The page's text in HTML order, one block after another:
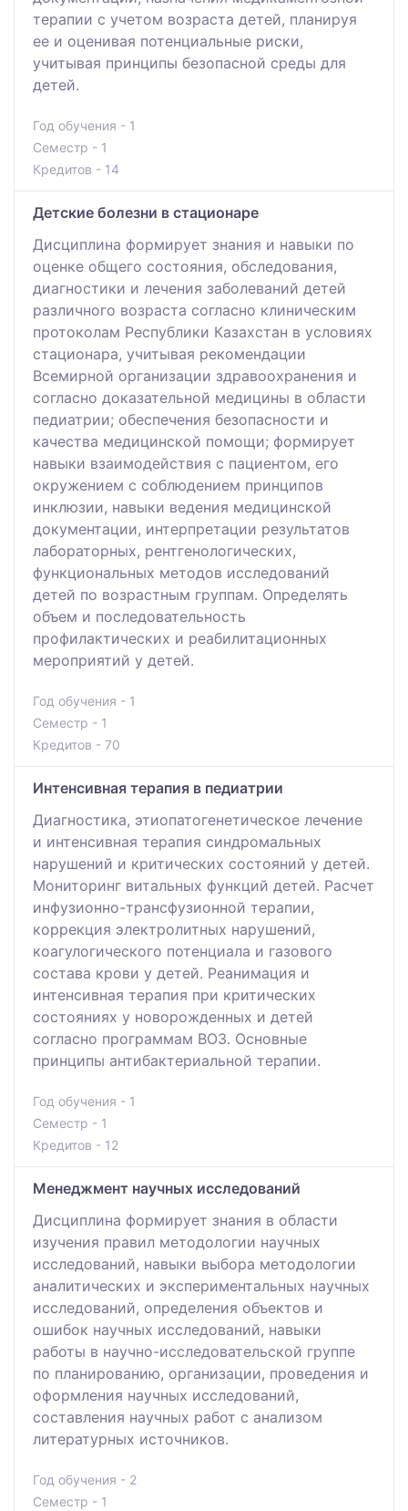
терапии с учетом возраста детей, планируя
ее и оценивая потенциальные риски,
учитывая принципы безопасной среды для
детей.
Год обучения - 1
Семестр - 1
Кредитов - 14
Детские болезни в стационаре
Дисциплина формирует знания и навыки по
оценке общего состояния, обследования,
диагностики и лечения заболеваний детей
различного возраста согласно клиническим
протоколам Республики Казахстан в условиях
стационара, учитывая рекомендации
Всемирной организации здравоохранения и
согласно доказательной медицины в области
педиатрии; обеспечения безопасности и
качества медицинской помощи; формирует
навыки взаимодействия с пациентом, его
окружением с соблюдением принципов
инклюзии, навыки ведения медицинской
документации, интерпретации результатов
лабораторных, рентгенологических,
функциональных методов исследований
детей по возрастным группам. Определять
объем и последовательность
профилактических и реабилитационных
мероприятий у детей.
Год обучения - 1
Семестр - 1
Кредитов - 70
Интенсивная терапия в педиатрии
Диагностика, этиопатогенетическое лечение
и интенсивная терапия синдромальных
нарушений и критических состояний у детей.
Мониторинг витальных функций детей. Расчет
инфузионно-трансфузионной терапии,
коррекция электролитных нарушений,
коагулогического потенциала и газового
состава крови у детей. Реанимация и
интенсивная терапия при критических
состояниях у новорожденных и детей
согласно программам ВОЗ. Основные
принципы антибактериальной терапии.
Год обучения - 1
Семестр - 1
Кредитов - 12
Менеджмент научных исследований
Дисциплина формирует знания в области
изучения правил методологии научных
исследований, навыки выбора методологии
аналитических и экспериментальных научных
исследований, определения объектов и
ошибок научных исследований, навыки
работы в научно-исследовательской группе
по планированию, организации, проведения и
оформления научных исследований,
составления научных работ с анализом
литературных источников.
Год обучения - 2
Семестр - 1